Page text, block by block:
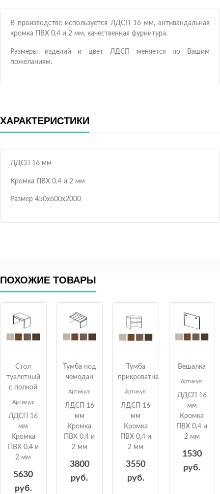
В производстве используется ЛДСП 16 мм, антивандальная
кромка ПВХ 0,4 и 2 мм, качественная фурнитура.
Размеры изделий и цвет ЛДСП меняется по Вашим
пожеланиям.
ХАРАКТЕРИСТИКИ
ЛДСП 16 мм
Кромка ПВХ 0,4 и 2 мм
Размер 450х600х2000
ПОХОЖИЕ ТОВАРЫ
Cтол
туалетный
с полкой
Артикул:
ЛДСП 16
мм
Кромка
ПВХ 0,4 и
2 мм
5630
руб.
Тумба под
чемодан
Артикул:
ЛДСП 16
мм
Кромка
ПВХ 0,4 и
2 мм
3800
руб.
Тумба
прикроватная
Артикул:
ЛДСП 16
мм
Кромка
ПВХ 0,4 и
2 мм
3550
руб.
Вешалка
Артикул:
ЛДСП 16
мм
Кромка
ПВХ 0,4 и
2 мм
1530
руб.